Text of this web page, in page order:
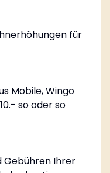
für
Mobile, Wingo
so oder so
Gebühren Ihrer